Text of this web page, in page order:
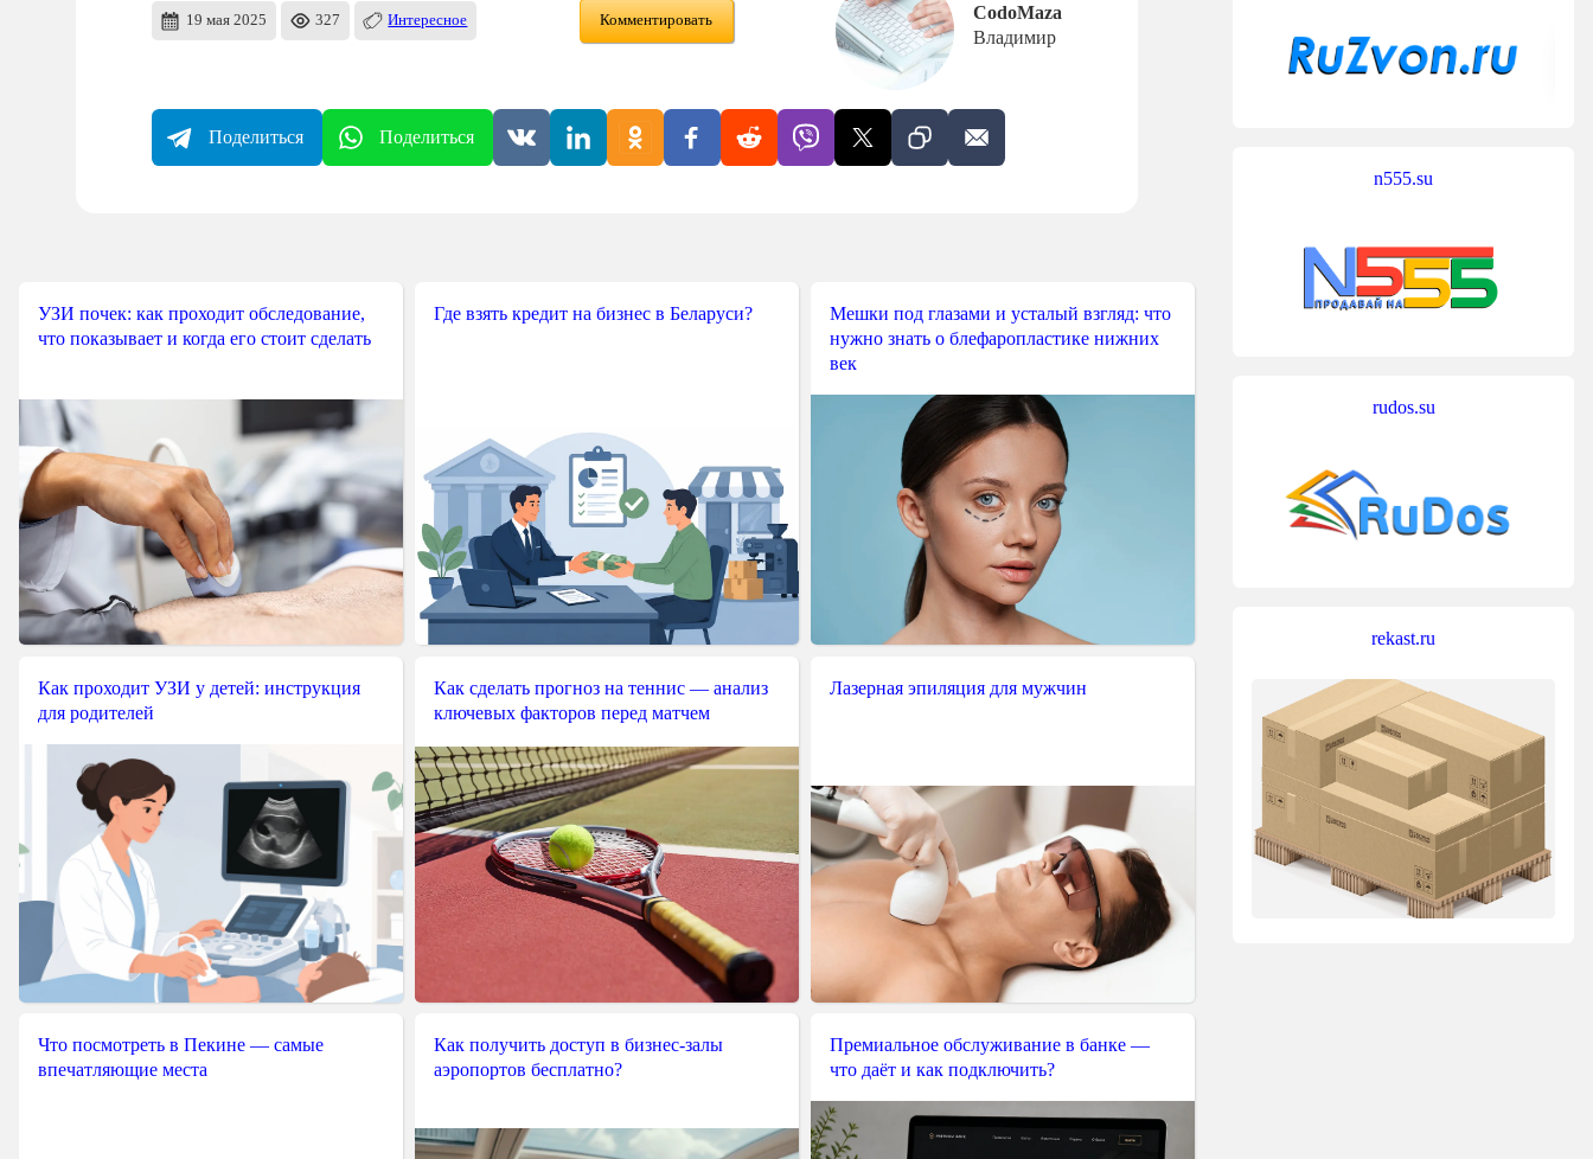
19 мая 2025 327 Интересное Комментировать
CodoMaza
Владимир
Поделиться Поделиться
УЗИ почек: как проходит обследование,
что показывает и когда его стоит сделать
Где взять кредит на бизнес в Беларуси?
Мешки под глазами и усталый взгляд: что
нужно знать о блефаропластике нижних
век
Как проходит УЗИ у детей: инструкция
для родителей
Как сделать прогноз на теннис — анализ
ключевых факторов перед матчем
Лазерная эпиляция для мужчин
Что посмотреть в Пекине — самые
впечатляющие места
Как получить доступ в бизнес-залы
аэропортов бесплатно?
Премиальное обслуживание в банке —
что даёт и как подключить?
n555.su
rudos.su
rekast.ru